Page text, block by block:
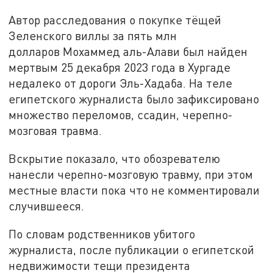
Автор расследования о покупке тёщей
Зеленского виллы за пять млн
долларов Мохаммед аль-Алави был найден
мертвым 25 декабря 2023 года в Хургаде
недалеко от дороги Эль-Хадаба. На теле
египетского журналиста было зафиксировано
множество переломов, ссадин, черепно-
мозговая травма.
Вскрытие показало, что обозревателю
нанесли черепно-мозговую травму, при этом
местные власти пока что не комментировали
случившееся.
По словам родственников убитого
журналиста, после публикации о египетской
недвижимости тещи президента